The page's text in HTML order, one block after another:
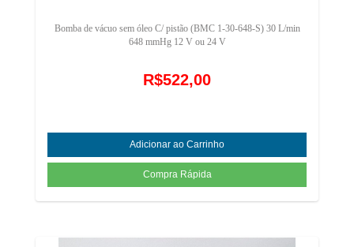
Bomba de vácuo sem óleo C/ pistão (BMC 1-30-648-S) 30 L/min
648 mmHg 12 V ou 24 V
R$522,00